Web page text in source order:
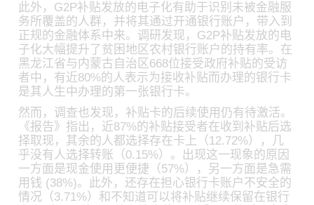
此外，G2P补贴发放的电子化有助于识别未被金融服
务所覆盖的人群，并将其通过开通银行账户，带入到
正规的金融体系中来。调研发现，G2P补贴发放的电
子化大幅提升了贫困地区农村银行账户的持有率。在
黑龙江省与内蒙古自治区668位接受政府补贴的受访
者中，有近80%的人表示为接收补贴而办理的银行卡
是其人生中办理的第一张银行卡。
然而，调查也发现，补贴卡的后续使用仍有待激活。
《报告》指出，近87%的补贴接受者在收到补贴后选
择取现，其余的人都选择存在卡上（12.72%），几
乎没有人选择转账（0.15%）。出现这一现象的原因
一方面是现金使用更便捷（57%），另一方面是急需
用钱 (38%)。此外，还存在担心银行卡账户不安全的
情况（3.71%）和不知道可以将补贴继续保留在银行